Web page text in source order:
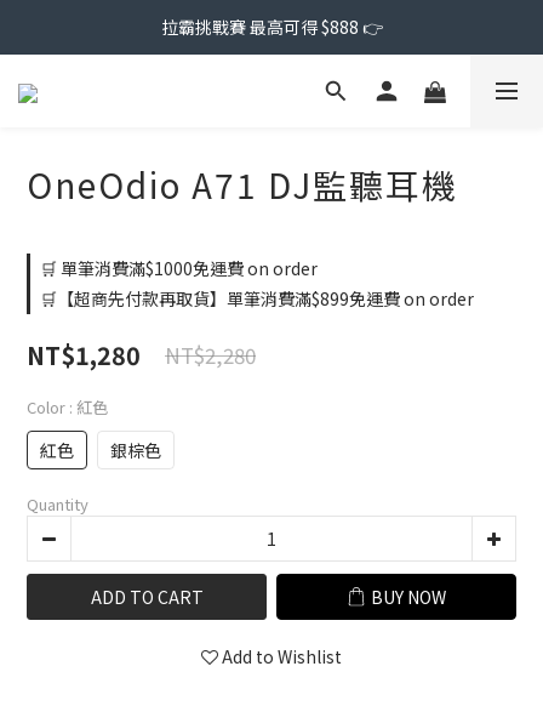
拉霸挑戰賽 最高可得 $888 👉
OneOdio A71 DJ監聽耳機
🛒 單筆消費滿$1000免運費 on order
🛒【超商先付款再取貨】單筆消費滿$899免運費 on order
NT$1,280 NT$2,280
Color : 紅色
紅色 銀棕色
Quantity
ADD TO CART BUY NOW
Add to Wishlist